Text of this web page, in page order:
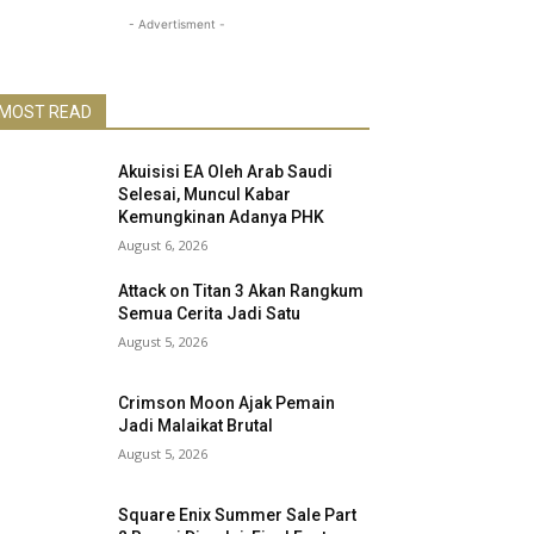
- Advertisment -
READ
Akuisisi EA Oleh Arab Saudi
Selesai, Muncul Kabar
Kemungkinan Adanya PHK
August 6, 2026
Attack on Titan 3 Akan Rangkum
Semua Cerita Jadi Satu
August 5, 2026
Crimson Moon Ajak Pemain
Jadi Malaikat Brutal
August 5, 2026
Square Enix Summer Sale Part